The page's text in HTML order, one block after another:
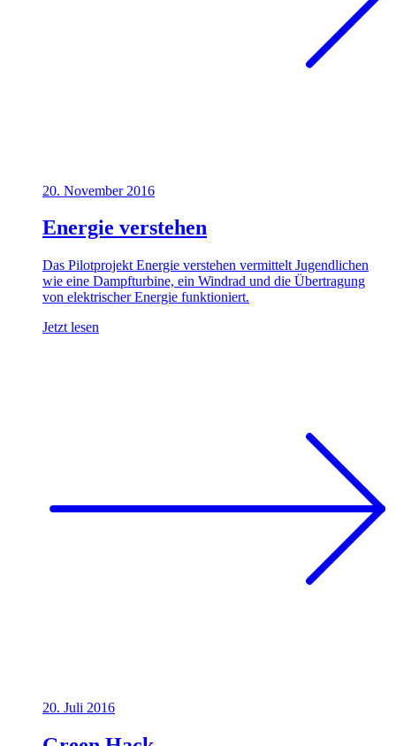
20. November 2016
Energie verstehen
Das Pilotprojekt Energie verstehen vermittelt Jugendlichen
wie eine Dampfturbine, ein Windrad und die Übertragung
von elektrischer Energie funktioniert.
Jetzt lesen
20. Juli 2016